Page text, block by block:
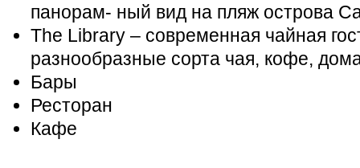
панорам- ный вид на пляж острова
The Library – современная чайная
разнообразные сорта чая, кофе,
Бары
Ресторан
Кафе